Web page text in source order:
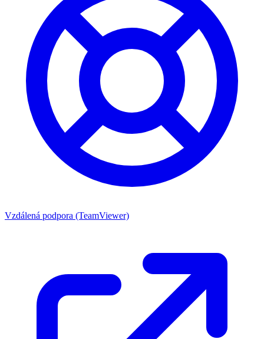
Vzdálená podpora (TeamViewer)